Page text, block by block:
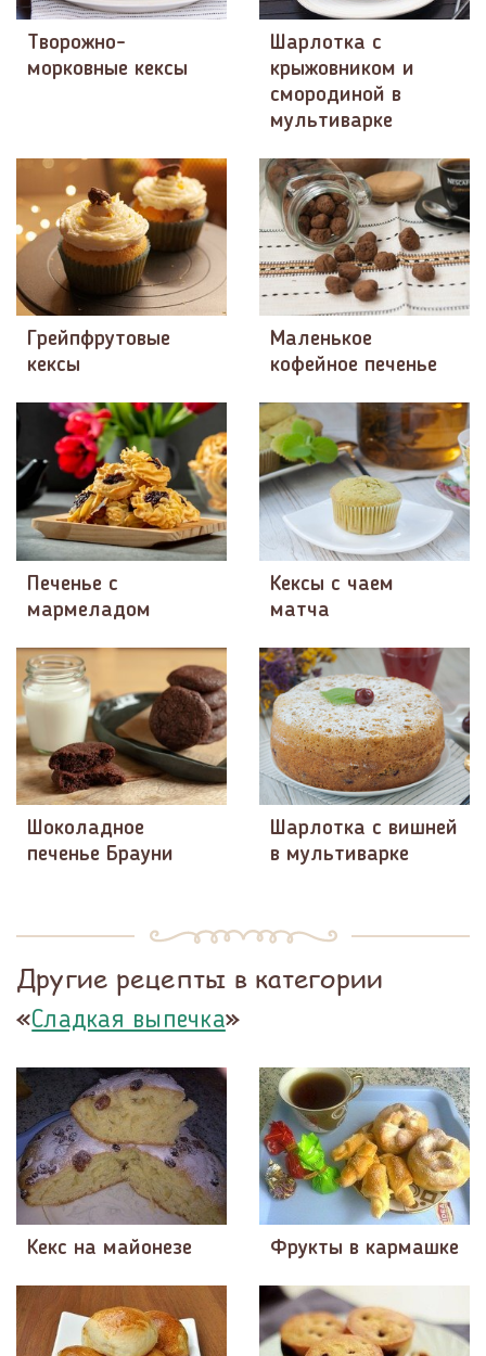
Творожно-
морковные кексы
Шарлотка с
крыжовником и
смородиной в
мультиварке
Грейпфрутовые
кексы
Маленькое
кофейное печенье
Печенье с
мармеладом
Кексы с чаем
матча
Шоколадное
печенье Брауни
Шарлотка с вишней
в мультиварке
Другие рецепты в категории
«Сладкая выпечка»
Кекс на майонезе Фрукты в кармашке